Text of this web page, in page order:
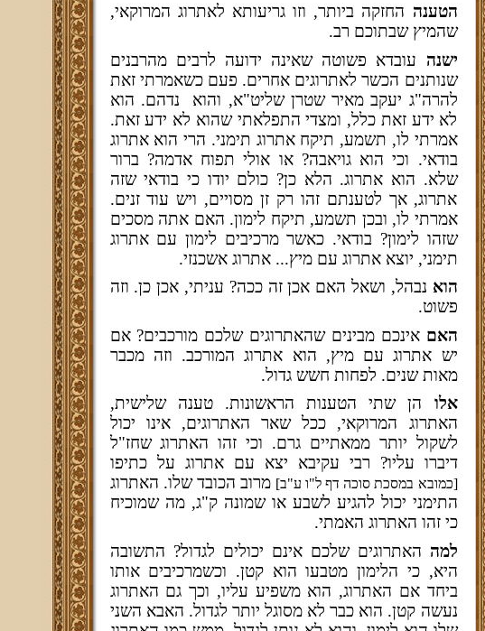
הטענה החזקה ביותר, וזו גריעותא לאתרוג המרוקאי,
שהמיץ שבתוכם רב.
ישנה עובדא פשוטה שאינה ידועה לרבים מהרבנים
שנותנים הכשר לאתרוגים אחרים. פעם כשאמרתי זאת
להרה"ג יעקב מאיר שטרן שליט"א, והוא
נדהם. הוא
לא ידע זאת כלל, ומצדי התפלאתי שהוא לא ידע זאת.
אמרתי לו, תשמע, תיקח אתרוג תימני. הרי הוא אתרוג
בודאי. וכי הוא גויאבה? או אולי תפוח אדמה? ברור
שלא. הוא אתרוג. הלא כן? כולם יודו כי בודאי שזה
אתרוג, אך לטענתם זהו רק זן מסויים, ויש עוד זנים.
אמרתי לו, ובכן תשמע, תיקח לימון. האם אתה מסכים
שזהו לימון? בודאי. כאשר מרכיבים לימון עם אתרוג
תימני, יוצא אתרוג עם מיץ... אתרוג אשכנזי.
הוא נבהל, ושאל האם אכן זה ככה? עניתי, אכן כן. וזה
פשוט.
האם אינכם מבינים שהאתרוגים שלכם מורכבים? אם
יש אתרוג עם מיץ, הוא אתרוג המורכב. וזה מכבר
מאות שנים. לפחות חשש גדול.
אלו הן שתי הטענות הראשונות. טענה שלישית,
האתרוג המרוקאי, ככל שאר האתרוגים, אינו יכול
לשקול יותר ממאתיים גרם. וכי זהו האתרוג שחז"ל
דיברו עליו? רבי עקיבא יצא עם אתרוג על כתיפו
[כמובא במסכת סוכה דף ל"ו ע"ב] מרוב הכובד שלו. האתרוג
התימני יכול להגיע לשבע או שמונה ק"ג, מה שמוכיח
כי זהו האתרוג האמתי.
למה האתרוגים שלכם אינם יכולים לגדול? התשובה
היא, כי הלימון מטבעו הוא קטן. וכשמרכיבים אותו
ביחד אם האתרוג, הוא משפיע עליו, וכך גם האתרוג
נעשה קטן. הוא כבר לא מסוגל יותר לגדול. האבא השני